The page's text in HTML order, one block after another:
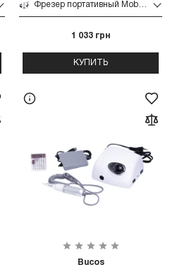
Фрезер портативный Mobile Drill BQ-101 45W 35000 об (White)
1 033 грн
КУПИТЬ
Bucos